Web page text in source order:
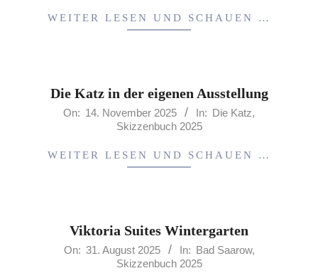
WEITER LESEN UND SCHAUEN …
Die Katz in der eigenen Ausstellung
2025-On: 14. November 2025 In: Die Katz,
Skizzenbuch 2025
WEITER LESEN UND SCHAUEN …
Viktoria Suites Wintergarten
2025-On: 31. August 2025 In: Bad Saarow,
Skizzenbuch 2025